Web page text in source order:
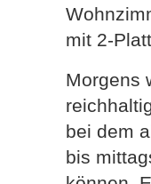
mit 2-
Morgens
bei dem
bis